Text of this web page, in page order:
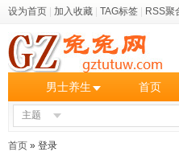
设为首页 加入收藏 TAG标签 RSS聚
男士养生 首页
主题
首页 » 登录